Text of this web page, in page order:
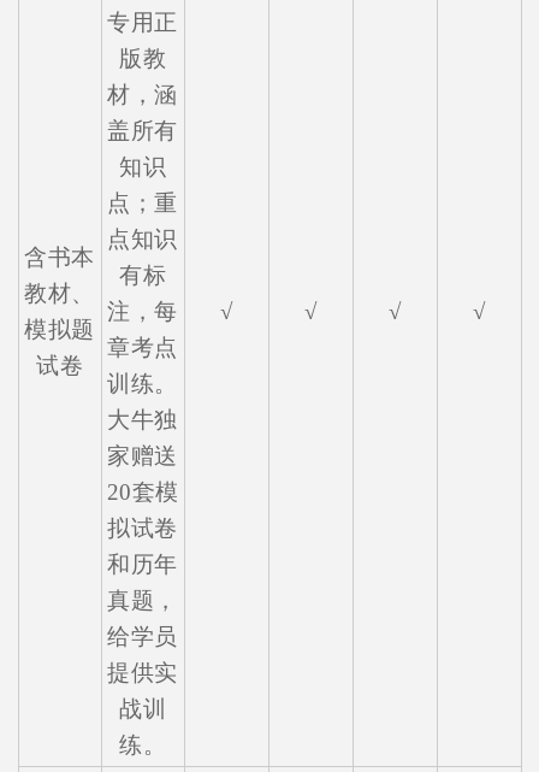
含书本
教材、
模拟题
试卷
专用正
版教
材，涵
盖所有
知识
点；重
点知识
有标
注，每
章考点
训练。
大牛独
家赠送
20套模
拟试卷
和历年
真题，
给学员
提供实
战训
练。
√ √ √ √